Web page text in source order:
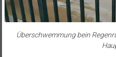
Überschwemmung bein